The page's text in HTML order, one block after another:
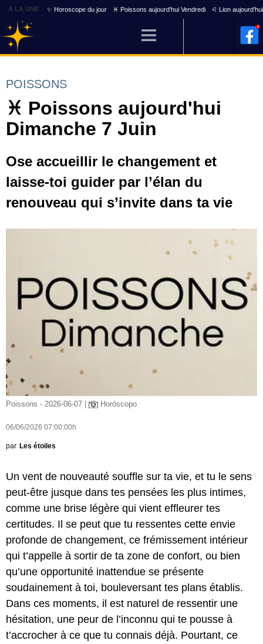
À LA UNE ✨ Horoscope du jour ♓ Poissons aujourd'hui Vendredi ♌ Lion
POISSONS
♓ Poissons aujourd'hui
Dimanche 7 Juin
Ose accueillir le changement et
laisse-toi guider par l’élan du
renouveau qui s’invite dans ta vie
Poissons - 2026-06-07 | Horóscopo
06/06/2026 07:00:00h
par Les étoiles
Un vent de nouveauté souffle sur ta vie, et tu le sens
peut-être jusque dans tes pensées les plus intimes,
comme une brise légère qui vient effleurer tes
certitudes. Il se peut que tu ressentes cette envie
profonde de changement, ce frémissement intérieur
qui t’appelle à sortir de ta zone de confort, ou bien
qu’une opportunité inattendue se présente
soudainement à toi, bouleversant tes plans établis.
Dans ces moments, il est naturel de ressentir une
hésitation, une peur de l’inconnu qui te pousse à
t’accrocher à ce que tu connais déjà. Pourtant, ce